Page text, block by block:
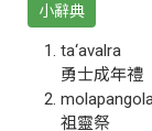
小辭典
ta‘avalra
勇士成年禮
祖靈祭